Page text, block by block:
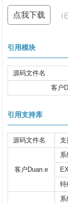
点我下载
引用模块
源码文件名
客户
引用支持库
源码文件名 支
客户Duan.e
特